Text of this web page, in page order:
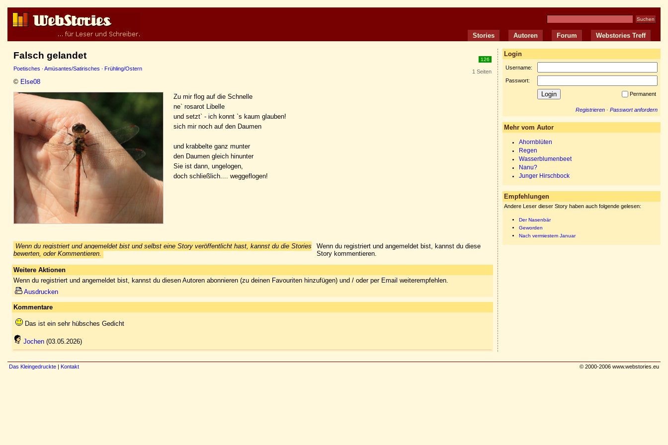
Stories Autoren Forum Webstories Treff
126
1 Seiten
Falsch gelandet
Poetisches · Amüsantes/Satirisches · Frühling/Ostern
© Else08
Zu mir flog auf die Schnelle
ne` rosarot Libelle
und setzt` - ich konnt `s kaum glauben!
sich mir noch auf den Daumen
und krabbelte ganz munter
den Daumen gleich hinunter
Sie ist dann, ungelogen,
doch schließlich.... weggeflogen!
Wenn du registriert und angemeldet bist und selbst eine Story veröffentlicht hast, kannst du die Stories
bewerten, oder Kommentieren.
Wenn du registriert und angemeldet bist, kannst du diese
Story kommentieren.
Weitere Aktionen
Wenn du registriert und angemeldet bist, kannst du diesen Autoren abonnieren (zu deinen Favouriten hinzufügen) und / oder per Email weiterempfehlen.
Ausdrucken
Kommentare
Das ist ein sehr hübsches Gedicht
Jochen (03.05.2026)
Login
Username:
Passwort:
Permanent
Registrieren · Passwort anfordern
Mehr vom Autor
Ahornblüten
Regen
Wasserblumenbeet
Nanu?
Junger Hirschbock
Empfehlungen
Andere Leser dieser Story haben auch folgende gelesen:
Der Nasenbär
Geworden
Nach vermiestem Januar
Das Kleingedruckte | Kontakt © 2000-2006 www.webstories.eu